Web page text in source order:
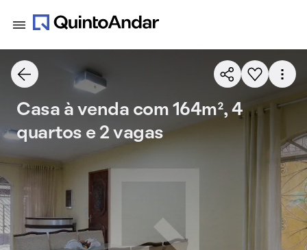
Casa à venda com 164m², 4
quartos e 2 vagas